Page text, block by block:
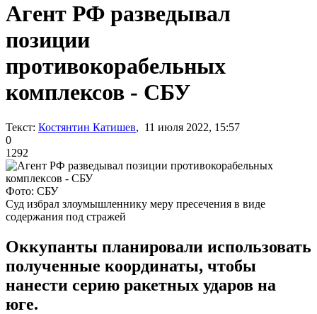
Агент РФ разведывал
позиции
противокорабельных
комплексов - СБУ
Текст: Костянтин Катишев, 11 июля 2022, 15:57
0
1292
Фото: СБУ
Суд избрал злоумышленнику меру пресечения в виде
содержания под стражей
Оккупанты планировали использовать
полученные координаты, чтобы
нанести серию ракетных ударов на
юге.